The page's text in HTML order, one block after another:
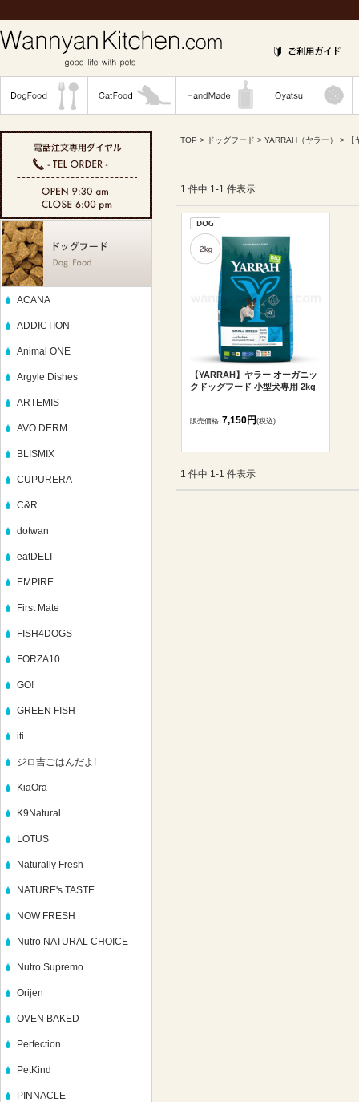
ACANA
ADDICTION
Animal ONE
Argyle Dishes
ARTEMIS
AVO DERM
BLISMIX
CUPURERA
C&R
dotwan
eatDELI
EMPIRE
First Mate
FISH4DOGS
FORZA10
GO!
GREEN FISH
iti
ジロ吉ごはんだよ!
KiaOra
K9Natural
LOTUS
Naturally Fresh
NATURE's TASTE
NOW FRESH
Nutro NATURAL CHOICE
Nutro Supremo
Orijen
OVEN BAKED
Perfection
PetKind
PINNACLE
TOP > ドッグフード > YARRAH（ヤラー） > 【
1 件中 1-1 件表示
【YARRAH】ヤラー オーガニッ
クドッグフード 小型犬専用 2kg
販売価格 7,150円(税込)
1 件中 1-1 件表示